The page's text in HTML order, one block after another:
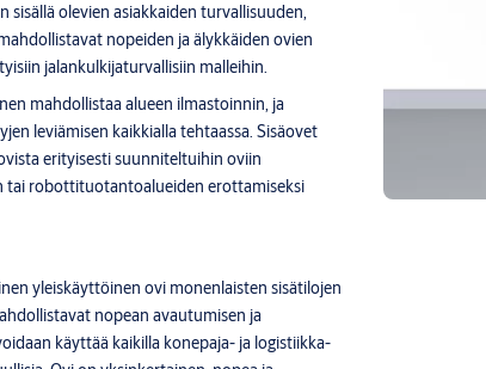
sisällä olevien asiakkaiden turvallisuuden,
nopeiden ja älykkäiden ovien
jalankulkijaturvallisiin malleihin.
mahdollistaa alueen ilmastoinnin, ja
leviämisen kaikkialla tehtaassa. Sisäovet
erityisesti suunniteltuihin oviin
robottituotantoalueiden erottamiseksi
yleiskäyttöinen ovi monenlaisten sisätilojen
nopean avautumisen ja
käyttää kaikilla konepaja- ja logistiikka-